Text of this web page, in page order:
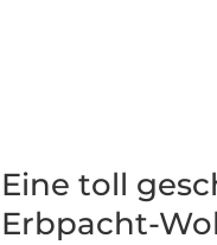
Eine toll
Erbpacht-